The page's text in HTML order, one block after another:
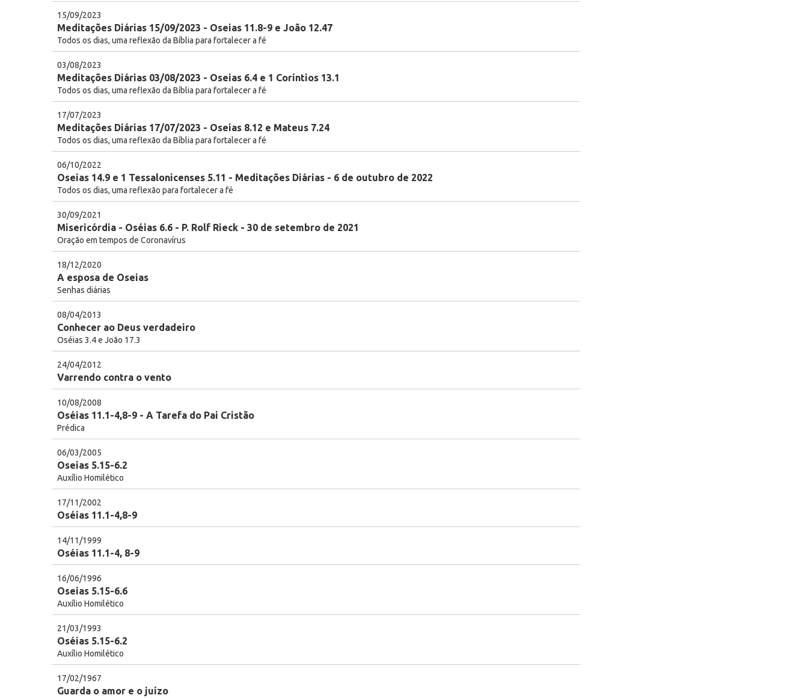
15/09/2023
Meditações Diárias 15/09/2023 - Oseias 11.8-9 e João 12.47
Todos os dias, uma reflexão da Bíblia para fortalecer a fé
03/08/2023
Meditações Diárias 03/08/2023 - Oseias 6.4 e 1 Coríntios 13.1
Todos os dias, uma reflexão da Bíblia para fortalecer a fé
17/07/2023
Meditações Diárias 17/07/2023 - Oseias 8.12 e Mateus 7.24
Todos os dias, uma reflexão da Bíblia para fortalecer a fé
06/10/2022
Oseias 14.9 e 1 Tessalonicenses 5.11 - Meditações Diárias - 6 de outubro de 2022
Todos os dias, uma reflexão para fortalecer a fé
30/09/2021
Misericórdia - Oséias 6.6 - P. Rolf Rieck - 30 de setembro de 2021
Oração em tempos de Coronavírus
18/12/2020
A esposa de Oseias
Senhas diárias
08/04/2013
Conhecer ao Deus verdadeiro
Oséias 3.4 e João 17.3
24/04/2012
Varrendo contra o vento
10/08/2008
Oséias 11.1-4,8-9 - A Tarefa do Pai Cristão
Prédica
06/03/2005
Oseias 5.15-6.2
Auxílio Homilético
17/11/2002
Oséias 11.1-4,8-9
14/11/1999
Oséias 11.1-4, 8-9
16/06/1996
Oseias 5.15-6.6
Auxílio Homilético
21/03/1993
Oséias 5.15-6.2
Auxílio Homilético
17/02/1967
Guarda o amor e o juízo